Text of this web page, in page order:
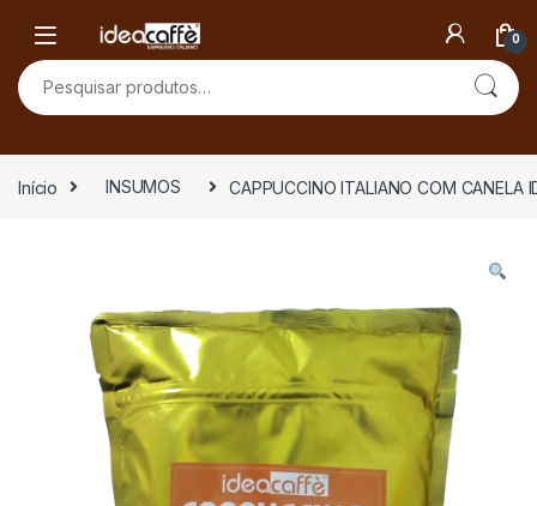
0
Pesquisar por:
Início INSUMOS CAPPUCCINO ITALIANO COM CANELA